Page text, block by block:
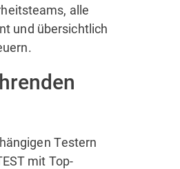
alle
und übersichtlich
Testern
mit Top-